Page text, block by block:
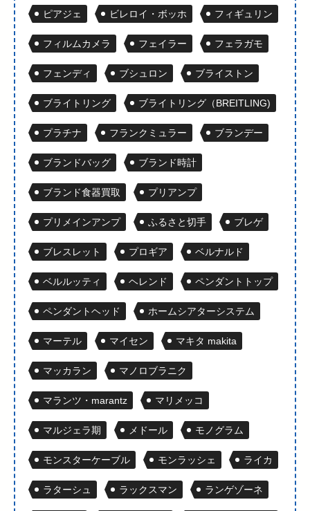
ピアジェ ビレロイ・ボッホ フィギュリン
フィルムカメラ フェイラー フェラガモ
フェンディ ブシュロン ブライストン
ブライトリング ブライトリング（BREITLING)
プラチナ フランクミュラー ブランデー
ブランドバッグ ブランド時計
ブランド食器買取 プリアンプ
プリメインアンプ ふるさと切手 ブレゲ
ブレスレット プロギア ベルナルド
ベルルッティ ヘレンド ペンダントトップ
ペンダントヘッド ホームシアターシステム
マーテル マイセン マキタ makita
マッカラン マノロブラニク
マランツ・marantz マリメッコ
マルジェラ期 メドール モノグラム
モンスターケーブル モンラッシェ ライカ
ラターシュ ラックスマン ランゲゾーネ